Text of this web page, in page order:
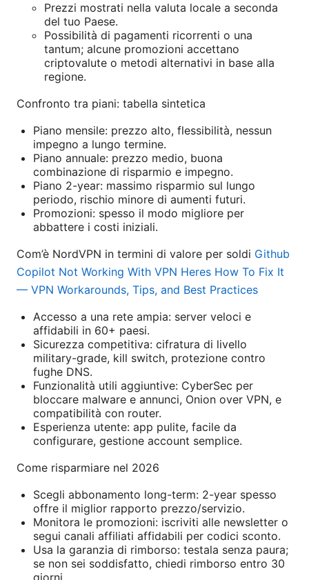
Prezzi mostrati nella valuta locale a seconda
del tuo Paese.
Possibilità di pagamenti ricorrenti o una
tantum; alcune promozioni accettano
criptovalute o metodi alternativi in base alla
regione.
Confronto tra piani: tabella sintetica
Piano mensile: prezzo alto, flessibilità, nessun
impegno a lungo termine.
Piano annuale: prezzo medio, buona
combinazione di risparmio e impegno.
Piano 2-year: massimo risparmio sul lungo
periodo, rischio minore di aumenti futuri.
Promozioni: spesso il modo migliore per
abbattere i costi iniziali.
Com’è NordVPN in termini di valore per soldi Github
Copilot Not Working With VPN Heres How To Fix It
— VPN Workarounds, Tips, and Best Practices
Accesso a una rete ampia: server veloci e
affidabili in 60+ paesi.
Sicurezza competitiva: cifratura di livello
military-grade, kill switch, protezione contro
fughe DNS.
Funzionalità utili aggiuntive: CyberSec per
bloccare malware e annunci, Onion over VPN, e
compatibilità con router.
Esperienza utente: app pulite, facile da
configurare, gestione account semplice.
Come risparmiare nel 2026
Scegli abbonamento long-term: 2-year spesso
offre il miglior rapporto prezzo/servizio.
Monitora le promozioni: iscriviti alle newsletter o
segui canali affiliati affidabili per codici sconto.
Usa la garanzia di rimborso: testala senza paura;
se non sei soddisfatto, chiedi rimborso entro 30